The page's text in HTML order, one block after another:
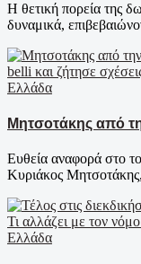
Η θετική πορεία της
δυναμικά,
Ελλάδα
Μητσοτάκης από
Ευθεία αναφορά στο
Κυριάκος
Ελλάδα